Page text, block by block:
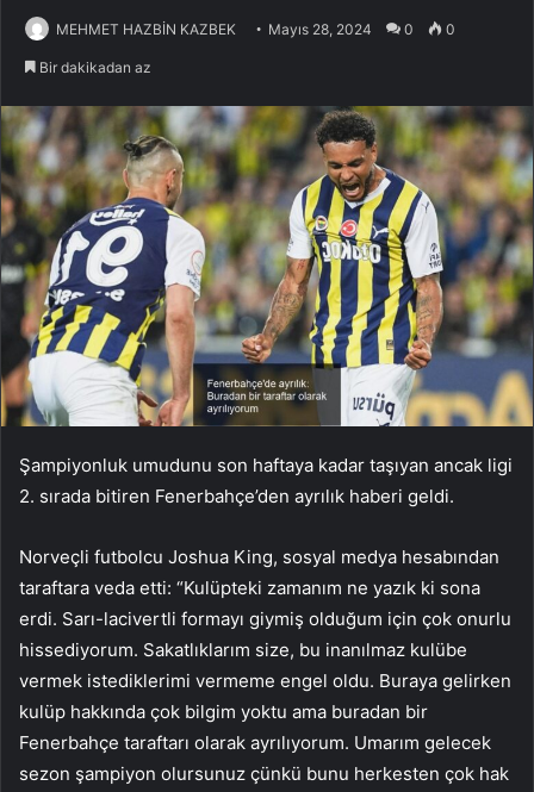
MEHMET HAZBİN KAZBEK Mayıs 28, 2024 0 0
Bir dakikadan az
Şampiyonluk umudunu son haftaya kadar taşıyan ancak ligi
2. sırada bitiren Fenerbahçe’den ayrılık haberi geldi.
Norveçli futbolcu Joshua King, sosyal medya hesabından
taraftara veda etti: “Kulüpteki zamanım ne yazık ki sona
erdi. Sarı-lacivertli formayı giymiş olduğum için çok onurlu
hissediyorum. Sakatlıklarım size, bu inanılmaz kulübe
vermek istediklerimi vermeme engel oldu. Buraya gelirken
kulüp hakkında çok bilgim yoktu ama buradan bir
Fenerbahçe taraftarı olarak ayrılıyorum. Umarım gelecek
sezon şampiyon olursunuz çünkü bunu herkesten çok hak